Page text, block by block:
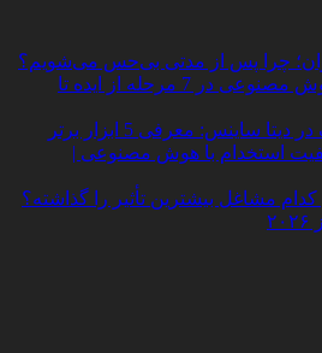
روان؛ چرا پس از مدتی بی‌حس می‌شویم؟
ساخت چت‌ بات با هوش مصنوعی در 7 مرحله از ایده تا
ساینس: معرفی 5 ابزار برتر
استخدام با هوش مصنوعی |
مشاغل بیشترین تأثیر را گذاشته؟